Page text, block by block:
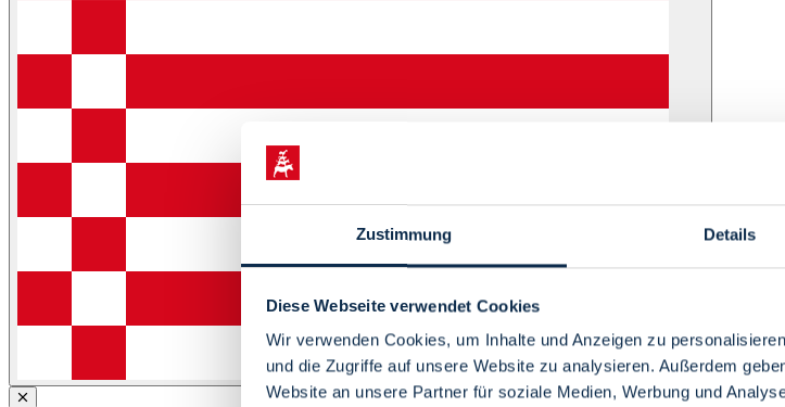
Zustimmung Details
Diese Webseite verwendet Cookies
Wir verwenden Cookies, um Inhalte und Anzeigen zu
und die Zugriffe auf unsere Website zu analysieren. Außerdem
Website an unsere Partner für soziale Medien, Werbung und
Menü